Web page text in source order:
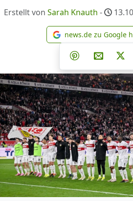
Erstellt von Sarah Knauth -
news.de zu Google
Teilen aufTeilen
Teilen auf
Per E-